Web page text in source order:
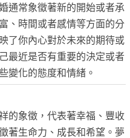
通常象徵著新的開始或者承
、時間或者感情等方面的分
了你內心對於未來的期待或
最近是否有重要的決定或者
變化的態度和情緒。
的象徵，代表著幸福、豐收
著生命力、成長和希望。夢